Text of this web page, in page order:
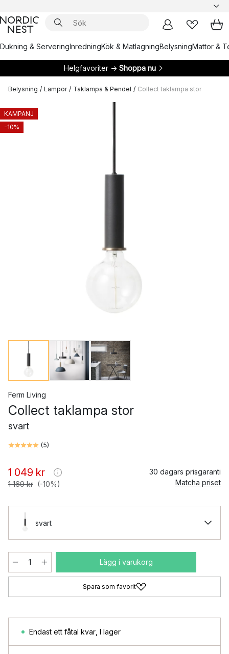
Dukning & ServeringInredningKök & MatlagningBelysningMattor &
Helgfavoriter → Shoppa nu
Belysning / Lampor / Taklampa & Pendel / Collect taklampa stor
KAMPANJ
-10%
Ferm Living
Collect taklampa stor
svart
(5)
1 049 kr
1 169 kr (-10%)
30 dagars prisgaranti
Matcha priset
svart
Lägg i varukorg
Spara som favorit
Endast ett fåtal kvar I lager